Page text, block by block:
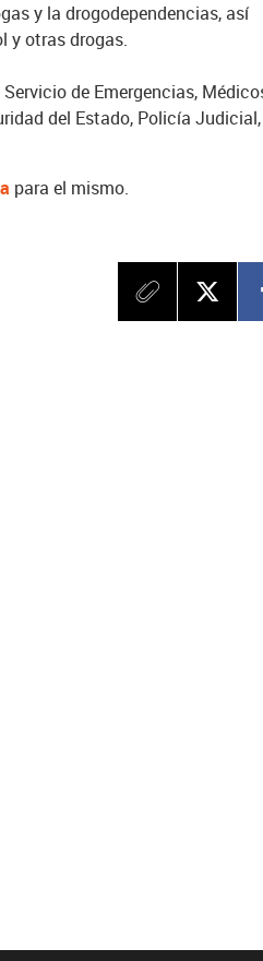
y la drogodependencias, así
y otras drogas.
de Emergencias,
del Estado, Policía Judicial,
para el mismo.